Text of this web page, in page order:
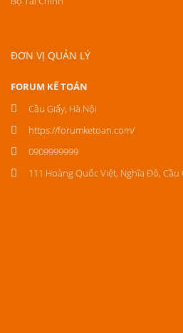
ĐƠN VỊ QUẢN LÝ
FORUM KẾ TOÁN
Cầu Giấy, Hà Nội
https://forumketoan.com/
0909999999
111 Hoàng Quốc Việt, Nghĩa Đô, Cầu